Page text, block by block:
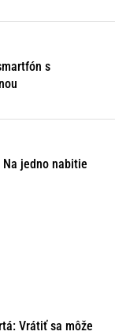
s
jedno nabitie
Vrátiť sa môže